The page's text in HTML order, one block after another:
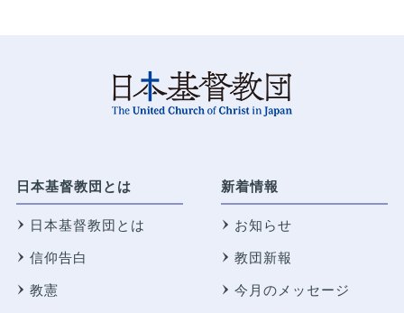
日本基督教団とは
日本基督教団とは
信仰告白
教憲
新着情報
お知らせ
教団新報
今月のメッセージ